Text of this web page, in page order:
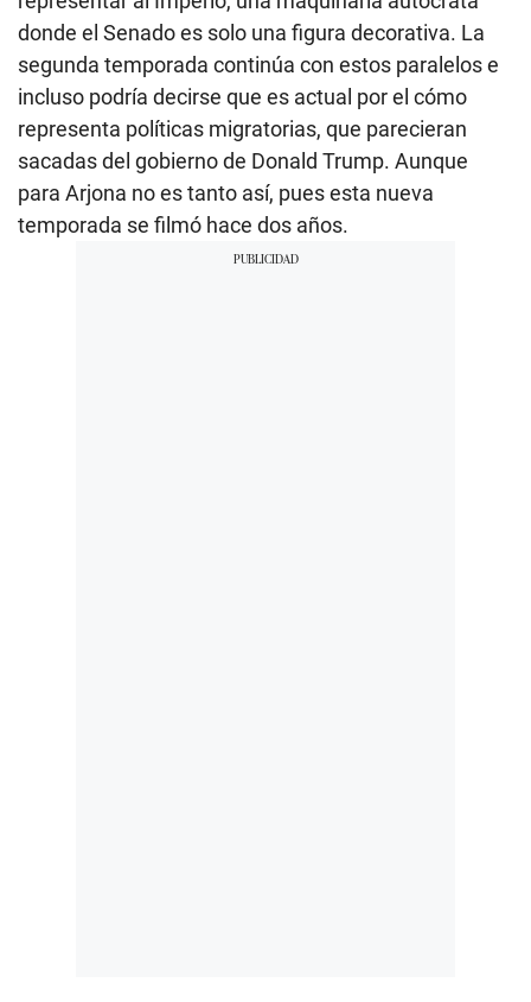
donde el Senado es solo una figura decorativa. La
segunda temporada continúa con estos paralelos e
incluso podría decirse que es actual por el cómo
representa políticas migratorias, que parecieran
sacadas del gobierno de Donald Trump. Aunque
para Arjona no es tanto así, pues esta nueva
temporada se filmó hace dos años.